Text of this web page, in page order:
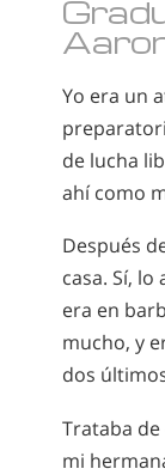
Yo era un
de lucha
ahí como
Después
casa. Sí,
era en
mucho, y
dos
Trataba
mi